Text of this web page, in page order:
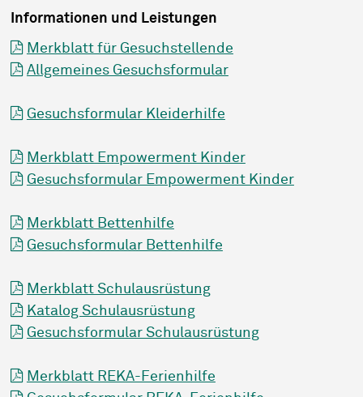
Informationen und Leistungen
Merkblatt für Gesuchstellende
Allgemeines Gesuchsformular
Gesuchsformular Kleiderhilfe
Merkblatt Empowerment Kinder
Gesuchsformular Empowerment Kinder
Merkblatt Bettenhilfe
Gesuchsformular Bettenhilfe
Merkblatt Schulausrüstung
Katalog Schulausrüstung
Gesuchsformular Schulausrüstung
Merkblatt REKA-Ferienhilfe